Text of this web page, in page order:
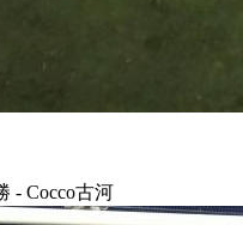
- Cocco古河